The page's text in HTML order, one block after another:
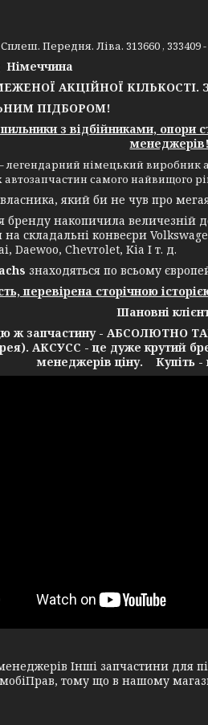
Сплеш. Передня. Ліва. 313660 ,
Німеччина
АКЦІЙНОЇ КІЛЬКОСТІ.
ПІДБОРОМ!
з відбійниками,
менеджерів!
легендарний німецький виробник
самого найвищого
який би не чув про
накопичила величезній
на складальні конвеєри
Daewoo, Chevrolet, Kia І т. д.
знаходяться по всьому
перевірена сторічною
Шановні
запчастину - АБСОЛЮТНО
АКСУСС - це дуже крутий
менеджерів ціну. Купіть -
Інші запчастини для
тому що в нашому